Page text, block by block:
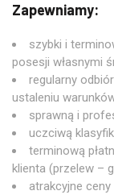
Zapewniamy:
szybki i
posesji własnymi
regularny
ustaleniu
sprawną i
uczciwą
terminową
klienta (przelew –
atrakcyjne